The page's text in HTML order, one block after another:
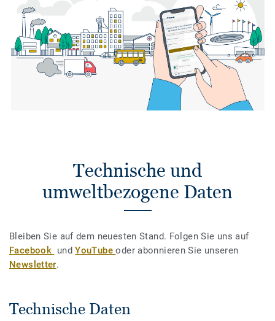
Technische und
umweltbezogene Daten
Bleiben Sie auf dem neuesten Stand. Folgen Sie uns auf
Facebook undYouTubeoder abonnieren Sie unseren
Newsletter.
Technische Daten